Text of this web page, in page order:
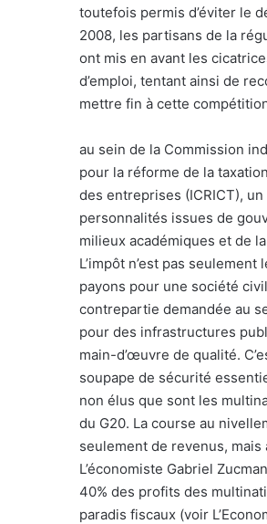
toutefois permis d’éviter le
2008, les partisans de la
ont mis en avant les
d’emploi, tentant ainsi de
mettre fin à cette
au sein de la Commission
pour la réforme de la
des entreprises (ICRICT),
personnalités issues de
milieux académiques et de
L’impôt n’est pas seulement
payons pour une société
contrepartie demandée au
pour des infrastructures
main-d’œuvre de qualité.
soupape de sécurité
non élus que sont les
du G20. La course au
seulement de revenus,
L’économiste Gabriel
40% des profits des
paradis fiscaux (voir